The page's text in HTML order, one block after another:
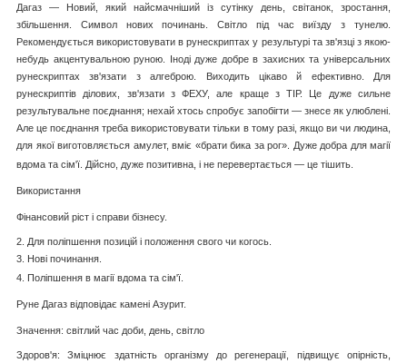
Дагаз — Новий, який найсмачніший із сутінку день, світанок, зростання,
збільшення. Символ нових починань. Світло під час виїзду з тунелю.
Рекомендується використовувати в рунескриптах у результурі та зв'язці з якою-
небудь акцентувальною руною. Іноді дуже добре в захисних та універсальних
рунескриптах зв'язати з алгеброю. Виходить цікаво й ефективно. Для
рунескриптів ділових, зв'язати з ФЕХУ, але краще з ТІР. Це дуже сильне
результувальне поєднання; нехай хтось спробує запобігти — знесе як улюблені.
Але це поєднання треба використовувати тільки в тому разі, якщо ви чи людина,
для якої виготовляється амулет, вміє «брати бика за рог». Дуже добра для магії
вдома та сім'ї. Дійсно, дуже позитивна, і не перевертається — це тішить.
Використання
Фінансовий ріст і справи бізнесу.
2. Для поліпшення позицій і положення свого чи когось.
3. Нові починання.
4. Поліпшення в магії вдома та сім'ї.
Руне Дагаз відповідає камені Азурит.
Значення: світлий час доби, день, світло
Здоров'я: Зміцнює здатність організму до регенерації, підвищує опірність,